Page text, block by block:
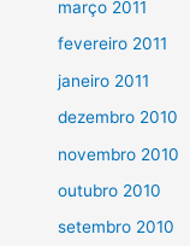
março 2011
fevereiro 2011
janeiro 2011
dezembro 2010
novembro 2010
outubro 2010
setembro 2010